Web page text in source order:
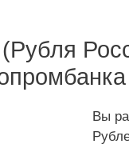
Вы